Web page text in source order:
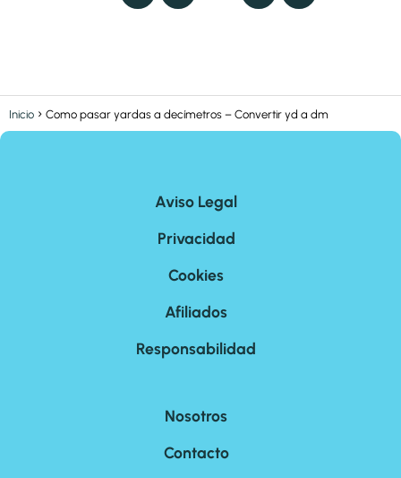
Inicio Como pasar yardas a decímetros – Convertir yd a dm
Aviso Legal
Privacidad
Cookies
Afiliados
Responsabilidad
Nosotros
Contacto